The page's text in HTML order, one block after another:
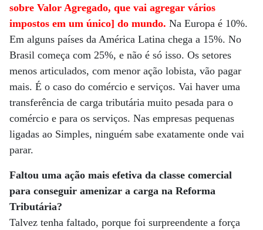
sobre Valor Agregado, que vai agregar vários
impostos em um único] do mundo. Na Europa é 10%.
Em alguns países da América Latina chega a 15%. No
Brasil começa com 25%, e não é só isso. Os setores
menos articulados, com menor ação lobista, vão pagar
mais. É o caso do comércio e serviços. Vai haver uma
transferência de carga tributária muito pesada para o
comércio e para os serviços. Nas empresas pequenas
ligadas ao Simples, ninguém sabe exatamente onde vai
parar.
Faltou uma ação mais efetiva da classe comercial
para conseguir amenizar a carga na Reforma
Tributária?
Talvez tenha faltado, porque foi surpreendente a força